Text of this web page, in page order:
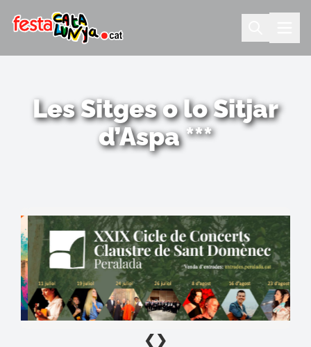
Les Sitges o lo Sitjar
d’Aspa ***
❮ ❯